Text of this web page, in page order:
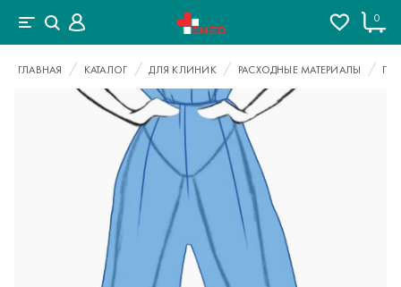
0
ГЛАВНАЯ КАТАЛОГ ДЛЯ КЛИНИК РАСХОДНЫЕ МАТЕРИАЛЫ